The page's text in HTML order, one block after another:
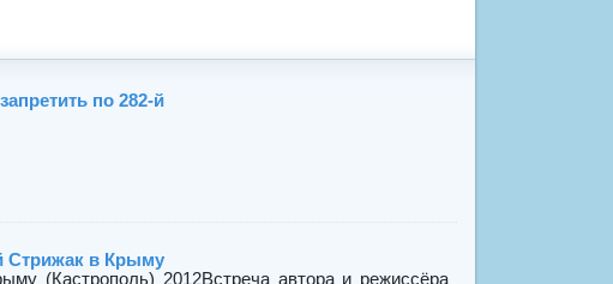
по 282-й
Стрижак в Крыму
(Кастрополь) 2012Встреча автора и режиссёра